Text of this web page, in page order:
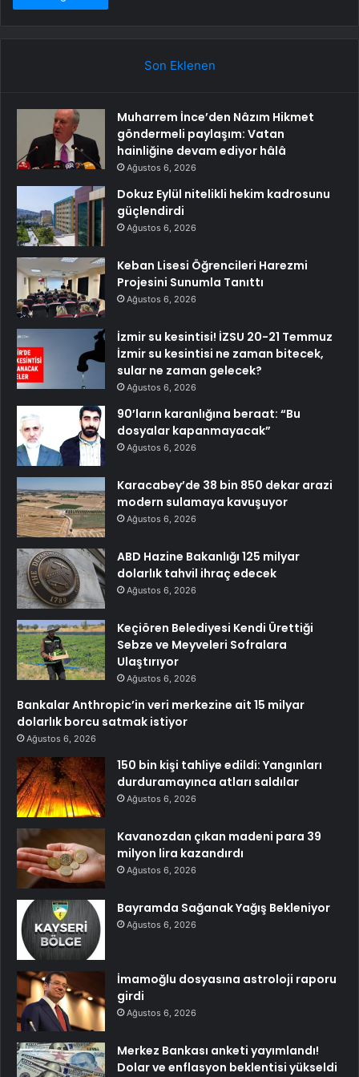
Son Eklenen
Muharrem İnce’den Nâzım Hikmet
göndermeli paylaşım: Vatan
hainliğine devam ediyor hâlâ
Ağustos 6, 2026
Dokuz Eylül nitelikli hekim kadrosunu
güçlendirdi
Ağustos 6, 2026
Keban Lisesi Öğrencileri Harezmi
Projesini Sunumla Tanıttı
Ağustos 6, 2026
İzmir su kesintisi! İZSU 20-21 Temmuz
İzmir su kesintisi ne zaman bitecek,
sular ne zaman gelecek?
Ağustos 6, 2026
90’ların karanlığına beraat: “Bu
dosyalar kapanmayacak”
Ağustos 6, 2026
Karacabey’de 38 bin 850 dekar arazi
modern sulamaya kavuşuyor
Ağustos 6, 2026
ABD Hazine Bakanlığı 125 milyar
dolarlık tahvil ihraç edecek
Ağustos 6, 2026
Keçiören Belediyesi Kendi Ürettiği
Sebze ve Meyveleri Sofralara
Ulaştırıyor
Ağustos 6, 2026
Bankalar Anthropic’in veri merkezine ait 15 milyar
dolarlık borcu satmak istiyor
Ağustos 6, 2026
150 bin kişi tahliye edildi: Yangınları
durduramayınca atları saldılar
Ağustos 6, 2026
Kavanozdan çıkan madeni para 39
milyon lira kazandırdı
Ağustos 6, 2026
Bayramda Sağanak Yağış Bekleniyor
Ağustos 6, 2026
İmamoğlu dosyasına astroloji raporu
girdi
Ağustos 6, 2026
Merkez Bankası anketi yayımlandı!
Dolar ve enflasyon beklentisi yükseldi